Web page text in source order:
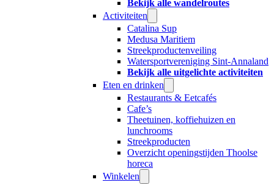
Bekijk alle wandelroutes
Activiteiten
Catalina Sup
Medusa Maritiem
Streekproductenveiling
Watersportvereniging Sint-Annaland
Bekijk alle uitgelichte activiteiten
Eten en drinken
Restaurants & Eetcafés
Cafe’s
Theetuinen, koffiehuizen en
lunchrooms
Streekproducten
Overzicht openingstijden Thoolse
horeca
Winkelen